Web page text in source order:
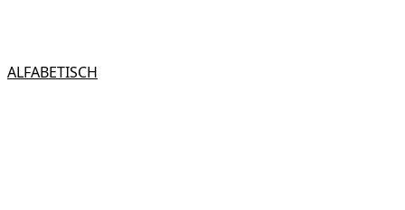
ALFABETISCH